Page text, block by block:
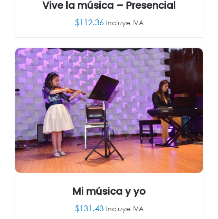
AÑADIR AL CARRITO / DETALLES
Vive la música – Presencial
$112.36 Incluye IVA
Mi música y yo
$131.43 Incluye IVA